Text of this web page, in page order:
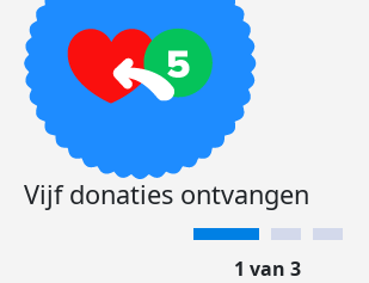
Vijf donaties ontvangen
1 van 3